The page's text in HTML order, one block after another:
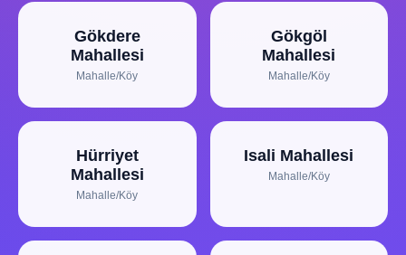
Gökdere
Mahallesi
Mahalle/Köy
Gökgöl
Mahallesi
Mahalle/Köy
Hürriyet
Mahallesi
Mahalle/Köy
Isali Mahallesi
Mahalle/Köy